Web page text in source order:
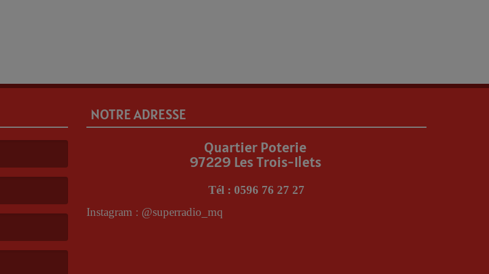
NOTRE ADRESSE
Quartier Poterie
97229 Les Trois-Ilets
Tél : 0596 76 27 27
Instagram : @superradio_mq